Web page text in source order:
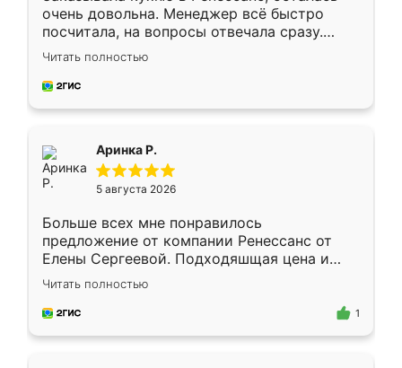
очень довольна. Менеджер всё быстро
посчитала, на вопросы отвечала сразу.
Замерщик приехал в субботу, подошёл к
делу со всей ответственностью. Собрали
за день, ребята работали аккуратно, даже
Читать полностью
Аринка Р.
5 августа 2026
Больше всех мне понравилось
предложение от компании Ренессанс от
Елены Сергеевой. Подходяшщая цена и
короткие сроки изготовления. Приехавший
для замера сотрудник Владислав
предложил по моему эскизу самый
Читать полностью
1